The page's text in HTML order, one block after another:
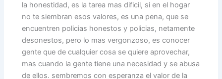
la honestidad, es la tarea mas dificil, si en el hogar
no te siembran esos valores, es una pena, que se
encuentren policias honestos y policias, netamente
desonestos, pero lo mas vergonzoso, es conocer
gente que de cualquier cosa se quiere aprovechar,
mas cuando la gente tiene una necesidad y se abusa
de ellos. sembremos con esperanza el valor de la